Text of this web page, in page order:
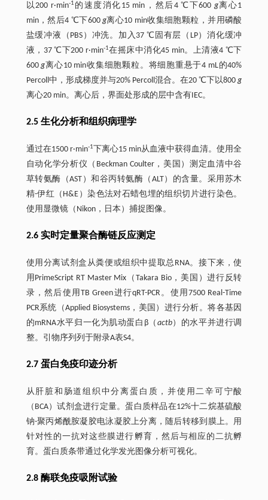
以200 r·min-1 的速度消化15 min，然后4 ℃下600 g离心1
min，然后4 ℃下600g离心10 min收集细胞颗粒，并用磷酸
盐缓冲液（PBS）冲洗。加入37 ℃固有层（LP）消化缓冲
液，37 ℃下200 r·min-1在摇床中消化45 min。上清液4 ℃下
600g离心10 min收集细胞颗粒。将细胞重悬于4 mL的40%
Percoll中，形成梯度并与20% Percoll混合。在20 ℃下以800g
离心20 min。离心后，界面处形成的层中含有IEC。
2.5 生化分析和组织病理学
通过在1500 r·min-1
下离心15 min从血液中获得血清。使用全
自动化学分析仪（Beckman Coulter，美国）测定血清中谷
草转氨酶（AST）和谷丙转氨酶（ALT）的含量。采用苏木
精-伊红（H&E）染色法对石蜡包埋的组织切片进行染色。
使用显微镜（Nikon，日本）捕捉图像。
2.6 实时定量聚合酶链反应测定
使用分离试剂盒从粪便或组织中提取总RNA。接下来，使
用PrimeScript RT Master Mix（Takara Bio，美国）进行反转
录，然后使用TB Green进行qRT-PCR。使用7500 Real-Time
PCR系统（Applied Biosystems，美国）进行分析。将各基因
的mRNA水平归一化为肌动蛋白β（ actb）的水平并进行调
整。引物序列列于附录A表S4。
2.7 蛋白免疫印迹分析
从肝脏和肠道组织中分离蛋白质，并使用二辛可宁酸
（BCA）试剂盒进行定量。蛋白质样品在12%十二烷基硫酸
钠-聚丙烯酰胺凝胶电泳凝胶上分离，随后转移到膜上。用
针对性的一抗对这些膜进行孵育，然后与相应的二抗孵
育。蛋白质条带通过化学发光图像分析可视化。
2.8 酶联免疫吸附试验